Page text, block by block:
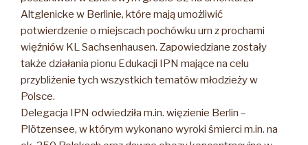
Altglenicke w Berlinie, które mają umożliwić
potwierdzenie o miejscach pochówku urn z prochami
więźniów KL Sachsenhausen. Zapowiedziane zostały
także działania pionu Edukacji IPN mające na celu
przybliżenie tych wszystkich tematów młodzieży w
Polsce.
Delegacja IPN odwiedziła m.in. więzienie Berlin –
Plötzensee, w którym wykonano wyroki śmierci m.in. na